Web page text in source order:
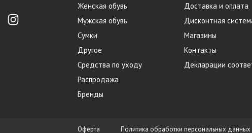
Женская обувь
Мужская обувь
Сумки
Другое
Средства по уходу
Распродажа
Бренды
Доставка и оплата
Дисконтная
Магазины
Контакты
Декларации
Оферта Политика обработки персональных данных